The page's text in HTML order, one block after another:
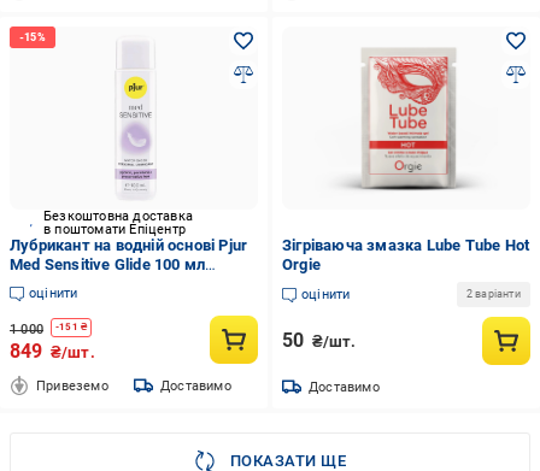
Безкоштовна доставка
в поштомати Епіцентр
Лубрикант на водній основі Pjur
Med Sensitive Glide 100 мл
(12128)
оцінити
1 000 -151 ₴
849 ₴/шт.
Привеземо Доставимо
Зігріваюча змазка Lube Tube Hot
Orgie
оцінити 2 варіанти
50 ₴/шт.
Доставимо
ПОКАЗАТИ ЩЕ